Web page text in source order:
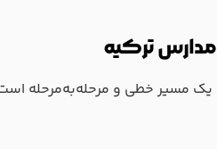
ترکیه
مسیر خطی و مرحله‌به‌مرحله است.